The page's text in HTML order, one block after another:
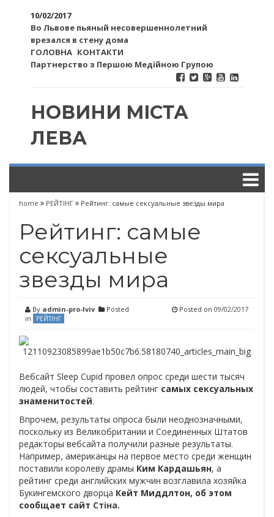
10/02/2017
Во Львове пьяный несовершеннолетний
врезался в стену дома
ГОЛОВНА КОНТАКТИ
Партнерство з Першою Медійною Групою
НОВИНИ МІСТА
ЛЕВА
home РЕЙТІНГ Рейтинг: самые сексуальные звезды мира
Рейтинг: самые
сексуальные
звезды мира
By admin-pro-lviv
Posted
in
РЕЙТІНГ
Posted on 09/02/2017
Вебсайт Sleep Cupid провел опрос среди шести тысяч
людей, чтобы составить рейтинг самых сексуальных
знаменитостей.
Впрочем, результаты опроса были неоднозначными,
поскольку из Великобритании и Соединенных Штатов
редакторы вебсайта получили разные результаты.
Например, американцы на первое место среди женщин
поставили королеву драмы Ким Кардашьян, а
рейтинг среди английских мужчин возглавила хозяйка
Букингемского дворца Кейт Миддлтон, об этом
сообщает сайт Стіна.